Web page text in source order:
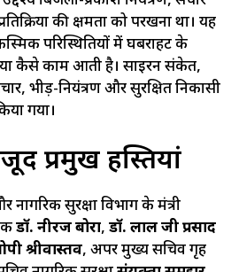
की क्षमता को परखना था। यह
परिस्थितियों में घबराहट के
कैसे काम आती है। साइरन संकेत,
भीड़-नियंत्रण और सुरक्षित निकासी
गया।
प्रमुख हस्तियां
नागरिक सुरक्षा विभाग के मंत्री
डॉ. नीरज बोरा, डॉ. लाल जी प्रसाद
श्रीवास्तव, अपर मुख्य सचिव गृह